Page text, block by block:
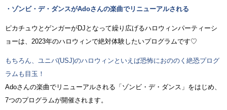
・ゾンビ・デ・ダンスがAdoさんの楽曲でリニューアルされる
ピカチュウとゲンガーがDJとなって繰り広げるハロウィンパーティーシ
ョーは、2023年のハロウィンで絶対体験したいプログラムです♡
もちろん、ユニバ(USJ)のハロウィンといえば恐怖におののく絶恐プログ
ラムも目玉！
Adoさんの楽曲でリニューアルされる「ゾンビ・デ・ダンス」をはじめ、
7つのプログラムが開催されます。